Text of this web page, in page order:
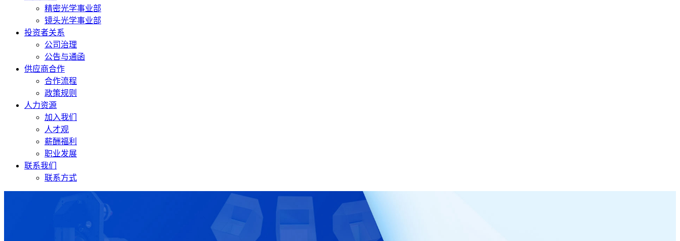
精密光学事业部
镜头光学事业部
投资者关系
公司治理
公告与通函
供应商合作
合作流程
政策规则
人力资源
加入我们
人才观
薪酬福利
职业发展
联系我们
联系方式